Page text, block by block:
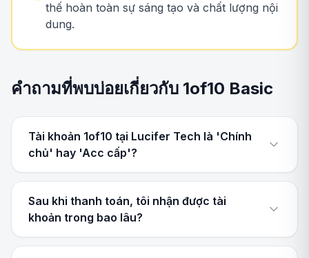
thế hoàn toàn sự sáng tạo và chất lượng nội
dung.
คำถามที่พบบ่อยเกี่ยวกับ 1of10 Basic
Tài khoản 1of10 tại Lucifer Tech là 'Chính
chủ' hay 'Acc cấp'?
Sau khi thanh toán, tôi nhận được tài
khoản trong bao lâu?